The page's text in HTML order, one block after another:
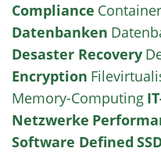
Compliance Container
Datenbanken
Desaster Recovery
Encryption
Memory-Computing
Netzwerke
Software Defined